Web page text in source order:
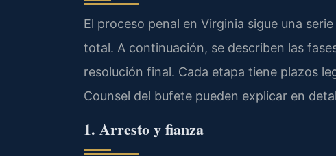
El proceso penal en Virginia sigue una
total. A continuación, se describen las
resolución final. Cada etapa tiene plazos
Counsel del bufete pueden explicar en
1. Arresto y fianza